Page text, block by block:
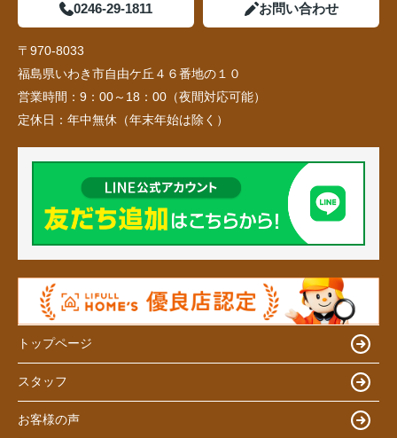
0246-29-1811 お問い合わせ
〒970-8033
福島県いわき市自由ケ丘４６番地の１０
営業時間： 9：00～18：00（夜間対応可能）
定休日： 年中無休（年末年始は除く）
トップページ
スタッフ
お客様の声